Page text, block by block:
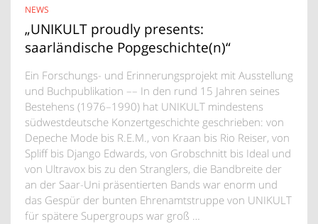
NEWS
„UNIKULT proudly presents:
saarländische Popgeschichte(n)“
Ein Forschungs- und Erinnerungsprojekt mit Ausstellung
und Buchpublikation –– In den rund 15 Jahren seines
Bestehens (1976–1990) hat UNIKULT mindestens
südwestdeutsche Konzertgeschichte geschrieben: von
Depeche Mode bis R.E.M., von Kraan bis Rio Reiser, von
Spliff bis Django Edwards, von Grobschnitt bis Ideal und
von Ultravox bis zu den Stranglers, die Bandbreite der
an der Saar-Uni präsentierten Bands war enorm und
das Gespür der bunten Ehrenamtstruppe von UNIKULT
für spätere Supergroups war groß …